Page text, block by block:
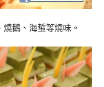
鵝、海蜇等燒味。